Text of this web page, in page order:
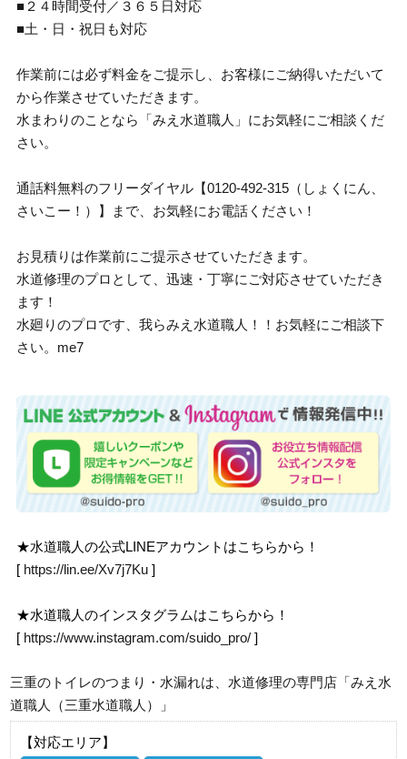
■２４時間受付／３６５日対応
■土・日・祝日も対応
作業前には必ず料金をご提示し、お客様にご納得いただいて
から作業させていただきます。
水まわりのことなら「みえ水道職人」にお気軽にご相談くだ
さい。
通話料無料のフリーダイヤル【0120-492-315（しょくにん、
さいこー！）】まで、お気軽にお電話ください！
お見積りは作業前にご提示させていただきます。
水道修理のプロとして、迅速・丁寧にご対応させていただき
ます！
水廻りのプロです、我らみえ水道職人！！お気軽にご相談下
さい。me7
★水道職人の公式LINEアカウントはこちらから！
[ https://lin.ee/Xv7j7Ku ]
★水道職人のインスタグラムはこちらから！
[ https://www.instagram.com/suido_pro/ ]
三重のトイレのつまり・水漏れは、水道修理の専門店「みえ水
道職人（三重水道職人）」
【対応エリア】